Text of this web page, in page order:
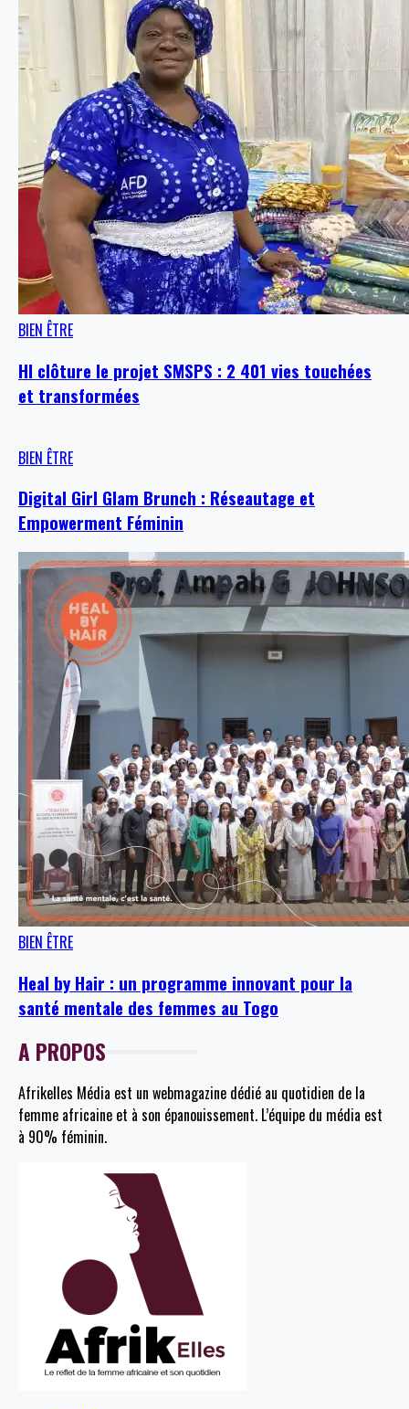
BIEN ÊTRE
HI clôture le projet SMSPS : 2 401 vies touchées
et transformées
BIEN ÊTRE
Digital Girl Glam Brunch : Réseautage et
Empowerment Féminin
BIEN ÊTRE
Heal by Hair : un programme innovant pour la
santé mentale des femmes au Togo
A PROPOS
Afrikelles Média est un webmagazine dédié au quotidien de la
femme africaine et à son épanouissement. L’équipe du média est
à 90% féminin.